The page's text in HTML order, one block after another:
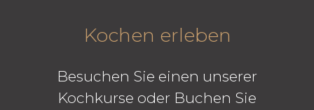
Kochen erleben
Besuchen Sie einen unserer
Kochkurse oder Buchen Sie